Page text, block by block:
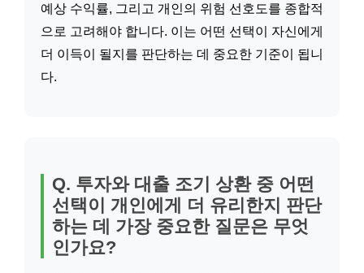
예상 수익률, 그리고 개인의 위험 선호도를 종합적
으로 고려해야 합니다. 이는 어떤 선택이 자신에게
더 이득이 될지를 판단하는 데 중요한 기준이 됩니
다.
Q. 투자와 대출 조기 상환 중 어떤
선택이 개인에게 더 유리한지 판단
하는 데 가장 중요한 질문은 무엇
인가요?